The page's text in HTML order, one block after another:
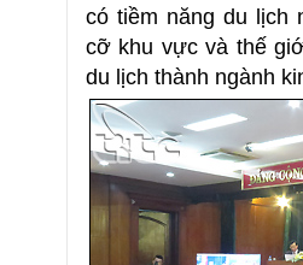
có tiềm năng du lịch
cỡ khu vực và thế
du lịch thành ngành